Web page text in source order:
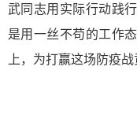
武同志用实际行动践
是用一丝不苟的工作
上，为打赢这场防疫战